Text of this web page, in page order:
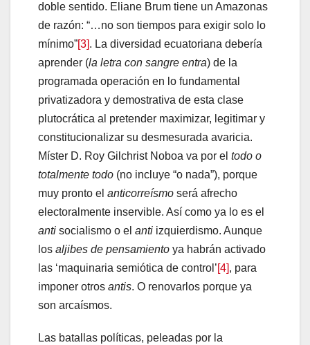
doble sentido. Eliane Brum tiene un Amazonas
de razón: “…no son tiempos para exigir solo lo
mínimo”[3]. La diversidad ecuatoriana debería
aprender (la letra con sangre entra) de la
programada operación en lo fundamental
privatizadora y demostrativa de esta clase
plutocrática al pretender maximizar, legitimar y
constitucionalizar su desmesurada avaricia.
Míster D. Roy Gilchrist Noboa va por el todo o
totalmente todo (no incluye “o nada”), porque
muy pronto el anticorreísmo será afrecho
electoralmente inservible. Así como ya lo es el
anti socialismo o el anti izquierdismo. Aunque
los aljibes de pensamiento ya habrán activado
las ‘maquinaria semiótica de control’[4], para
imponer otros antis. O renovarlos porque ya
son arcaísmos.
Las batallas políticas, peleadas por la